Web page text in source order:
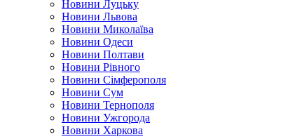
Новини Луцьку
Новини Львова
Новини Миколаїва
Новини Одеси
Новини Полтави
Новини Рівного
Новини Сімферополя
Новини Сум
Новини Тернополя
Новини Ужгорода
Новини Харкова